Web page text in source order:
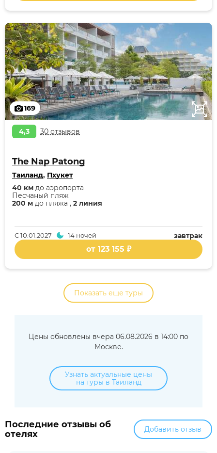
169
4,3 30 отзывов
The Nap Patong
Таиланд, Пхукет
200 м до пляжа , 2 линия
Песчаный пляж
40 км до аэропорта
завтрак
С10.01.2027 14 ночей
от 123 155 ₽
Показать еще туры
Цены обновлены вчера 06.08.2026 в 14:00 по
Москве.
Узнать актуальные цены
на туры в Таиланд
Последние отзывы об
отелях
Добавить отзыв